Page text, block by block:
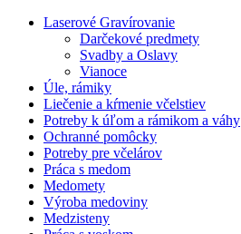
Laserové Gravírovanie
Darčekové predmety
Svadby a Oslavy
Vianoce
Úle, rámiky
Liečenie a kŕmenie včelstiev
Potreby k úľom a rámikom a váhy
Ochranné pomôcky
Potreby pre včelárov
Práca s medom
Medomety
Výroba medoviny
Medzisteny